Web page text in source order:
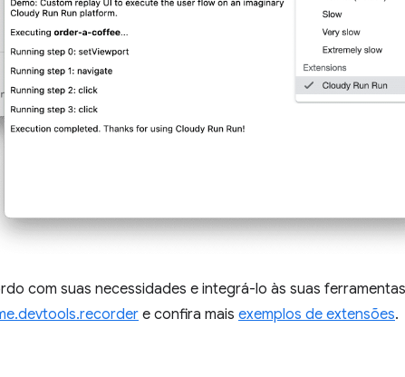
com suas necessidades e integrá-lo às suas
e confira mais exemplos de extensões.